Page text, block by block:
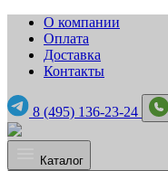
О компании
Оплата
Доставка
Контакты
8 (495) 136-23-24
Каталог